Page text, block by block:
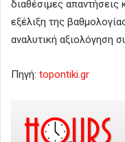
διαθέσιμες
εξέλιξη της
αναλυτική αξιολόγηση
Πηγή: topontiki.gr